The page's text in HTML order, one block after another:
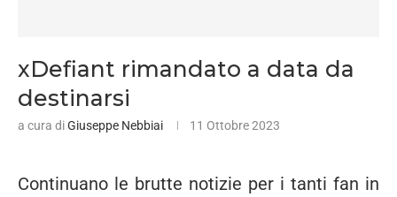
xDefiant rimandato a data da
destinarsi
a cura diGiuseppe Nebbiai 11 Ottobre 2023
Continuano le brutte notizie per i tanti fan in